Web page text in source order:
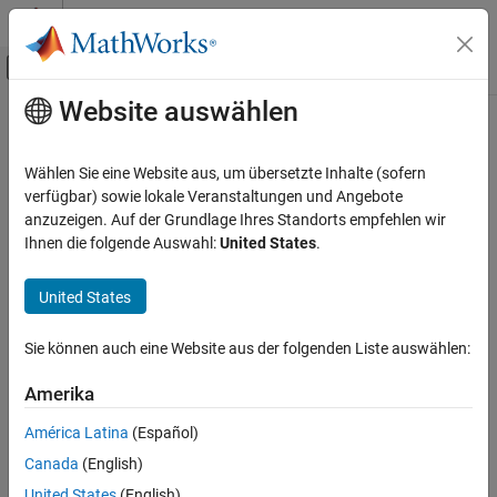
Weiter zum Inhalt
Umschaltung für Off-Canvas-
Startseite der Dokumentation
Data Import and Export
Standard File Formats
CDF Files
cdflib.setVarInitialRecs
Syntax
Description
Input Arguments
Hauptinhalt
cdflib.setVarInitialRecs
Specify initial number of records written to variable
Syntax
cdflib.setVarInitialRecs(cdfId,varNum,numrecs)
initial number of records to write to a variable in a Common Data
Input Arguments
Website auswählen
Wählen Sie eine Website aus, um übersetzte Inhalte (sofern
verfügbar) sowie lokale Veranstaltungen und Angebote
anzuzeigen. Auf der Grundlage Ihres Standorts empfehlen wir
Ihnen die folgende Auswahl:United States.
United States
Sie können auch eine Website aus der folgenden Liste auswählen:
Amerika
América Latina (Español)
Canada (English)